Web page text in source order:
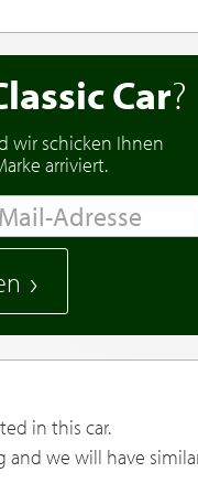
Car?
wir schicken Ihnen
arriviert.
in this car.
we will have